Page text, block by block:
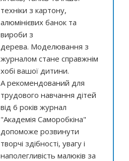
техніки з картону,
алюмінієвих банок та
вироби з
дерева. Моделювання з
журналом стане справжнім
хобі вашої дитини.
А рекомендований для
трудового навчання дітей
від 6 років журнал
"Академія Саморобкіна"
допоможе розвинути
творчі здібності, увагу і
наполегливість малюків за